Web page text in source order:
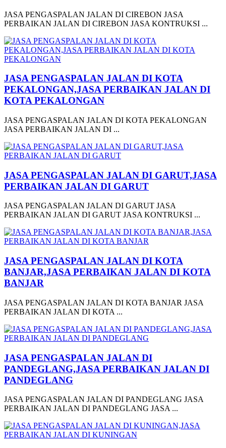
JASA PENGASPALAN JALAN DI CIREBON JASA
PERBAIKAN JALAN DI CIREBON JASA KONTRUKSI ...
JASA PENGASPALAN JALAN DI KOTA
PEKALONGAN,JASA PERBAIKAN JALAN DI
KOTA PEKALONGAN
JASA PENGASPALAN JALAN DI KOTA PEKALONGAN
JASA PERBAIKAN JALAN DI ...
JASA PENGASPALAN JALAN DI GARUT,JASA
PERBAIKAN JALAN DI GARUT
JASA PENGASPALAN JALAN DI GARUT JASA
PERBAIKAN JALAN DI GARUT JASA KONTRUKSI ...
JASA PENGASPALAN JALAN DI KOTA
BANJAR,JASA PERBAIKAN JALAN DI KOTA
BANJAR
JASA PENGASPALAN JALAN DI KOTA BANJAR JASA
PERBAIKAN JALAN DI KOTA ...
JASA PENGASPALAN JALAN DI
PANDEGLANG,JASA PERBAIKAN JALAN DI
PANDEGLANG
JASA PENGASPALAN JALAN DI PANDEGLANG JASA
PERBAIKAN JALAN DI PANDEGLANG JASA ...